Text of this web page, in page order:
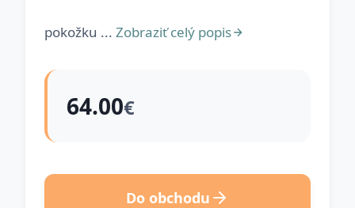
pokožku ... Zobraziť celý popis
64.00€
Do obchodu